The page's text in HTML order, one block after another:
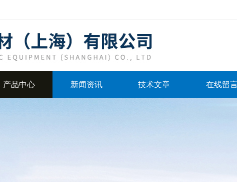
产品中心 新闻资讯 技术文章 在线留